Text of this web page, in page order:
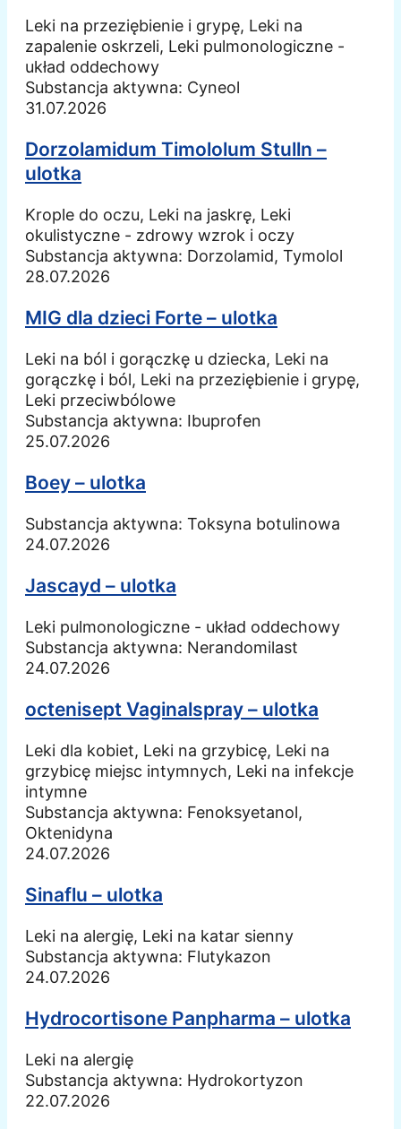
Leki na przeziębienie i grypę, Leki na
zapalenie oskrzeli, Leki pulmonologiczne -
układ oddechowy
Substancja aktywna: Cyneol
31.07.2026
Dorzolamidum Timololum Stulln –
ulotka
Krople do oczu, Leki na jaskrę, Leki
okulistyczne - zdrowy wzrok i oczy
Substancja aktywna: Dorzolamid, Tymolol
28.07.2026
MIG dla dzieci Forte – ulotka
Leki na ból i gorączkę u dziecka, Leki na
gorączkę i ból, Leki na przeziębienie i grypę,
Leki przeciwbólowe
Substancja aktywna: Ibuprofen
25.07.2026
Boey – ulotka
Substancja aktywna: Toksyna botulinowa
24.07.2026
Jascayd – ulotka
Leki pulmonologiczne - układ oddechowy
Substancja aktywna: Nerandomilast
24.07.2026
octenisept Vaginalspray – ulotka
Leki dla kobiet, Leki na grzybicę, Leki na
grzybicę miejsc intymnych, Leki na infekcje
intymne
Substancja aktywna: Fenoksyetanol,
Oktenidyna
24.07.2026
Sinaflu – ulotka
Leki na alergię, Leki na katar sienny
Substancja aktywna: Flutykazon
24.07.2026
Hydrocortisone Panpharma – ulotka
Leki na alergię
Substancja aktywna: Hydrokortyzon
22.07.2026